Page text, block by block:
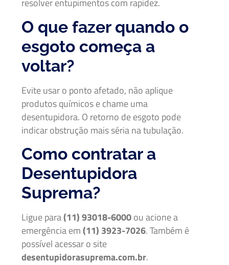
resolver entupimentos com rapidez.
O que fazer quando o
esgoto começa a
voltar?
Evite usar o ponto afetado, não aplique
produtos químicos e chame uma
desentupidora. O retorno de esgoto pode
indicar obstrução mais séria na tubulação.
Como contratar a
Desentupidora
Suprema?
Ligue para(11) 93018-6000ou acione a
emergência em(11) 3923-7026. Também é
possível acessar o site
desentupidorasuprema.com.br.